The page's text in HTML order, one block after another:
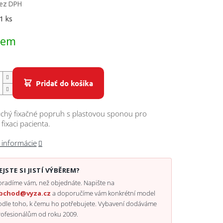
DPH
ks
Pridať do košíka
fixačné popruh s plastovou sponou pro
pacienta.
SI JISTÍ VÝBĚREM?
vám, než objednáte. Napište na
a doporučíme vám konkrétní model
toho, k čemu ho potřebujete. Vybavení dodáváme
od roku 2009.